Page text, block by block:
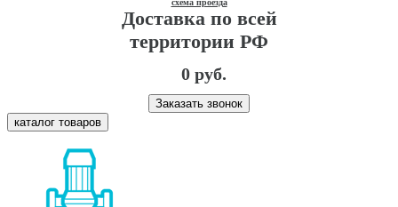
схема проезда
Доставка по всей
территории РФ
0 руб.
Заказать звонок
каталог товаров